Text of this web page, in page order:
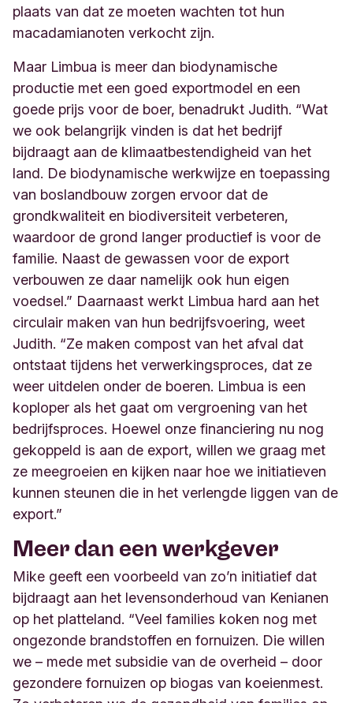
plaats van dat ze moeten wachten tot hun
macadamianoten verkocht zijn.
Maar Limbua is meer dan biodynamische
productie met een goed exportmodel en een
goede prijs voor de boer, benadrukt Judith. “Wat
we ook belangrijk vinden is dat het bedrijf
bijdraagt aan de klimaatbestendigheid van het
land. De biodynamische werkwijze en toepassing
van boslandbouw zorgen ervoor dat de
grondkwaliteit en biodiversiteit verbeteren,
waardoor de grond langer productief is voor de
familie. Naast de gewassen voor de export
verbouwen ze daar namelijk ook hun eigen
voedsel.” Daarnaast werkt Limbua hard aan het
circulair maken van hun bedrijfsvoering, weet
Judith. “Ze maken compost van het afval dat
ontstaat tijdens het verwerkingsproces, dat ze
weer uitdelen onder de boeren. Limbua is een
koploper als het gaat om vergroening van het
bedrijfsproces. Hoewel onze financiering nu nog
gekoppeld is aan de export, willen we graag met
ze meegroeien en kijken naar hoe we initiatieven
kunnen steunen die in het verlengde liggen van de
export.”
Meer dan een werkgever
Mike geeft een voorbeeld van zo’n initiatief dat
bijdraagt aan het levensonderhoud van Kenianen
op het platteland. “Veel families koken nog met
ongezonde brandstoffen en fornuizen. Die willen
we – mede met subsidie van de overheid – door
gezondere fornuizen op biogas van koeienmest.